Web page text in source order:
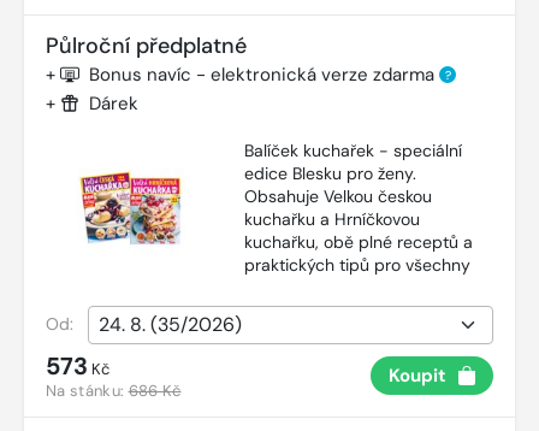
Půlroční předplatné
+ Bonus navíc - elektronická verze zdarma ?
+ Dárek
Balíček kuchařek - speciální
edice Blesku pro ženy.
Obsahuje Velkou českou
kuchařku a Hrníčkovou
kuchařku, obě plné receptů a
praktických tipů pro všechny
Od:
573 Kč
Na stánku:686 Kč
Koupit